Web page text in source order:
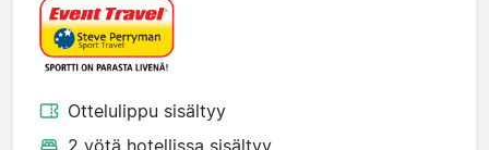
Ottelulippu sisältyy
2 yötä hotellissa sisältyy